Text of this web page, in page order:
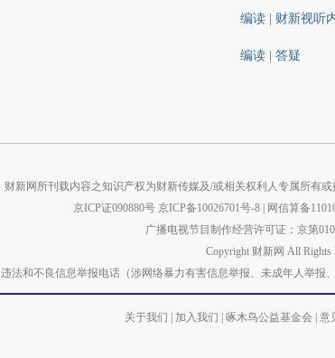
编读 | 财新视听
编读 | 答疑
财新网所刊载内容之知识产权为财新传媒及/或相关权利人专属所有
京ICP证090880号 京ICP备10026701号-8 网信算备
广播电视节目制作经营许可证：京第
Copyright 财新网 All
违法和不良信息举报电话（涉网络暴力有害信息举报、未成年人举报
关于我们 加入我们 啄木鸟公益基金会 意